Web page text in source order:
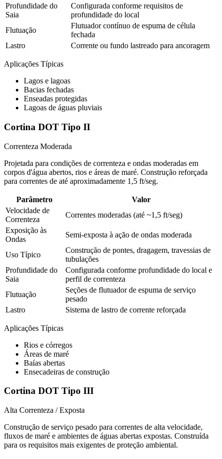
Profundidade do
Saia
Configurada conforme requisitos de
profundidade do local
Flutuação
Flutuador contínuo de espuma de célula
fechada
Lastro
Corrente ou fundo lastreado para ancoragem
Aplicações Típicas
Lagos e lagoas
Bacias fechadas
Enseadas protegidas
Lagoas de águas pluviais
Cortina DOT Tipo II
Correnteza Moderada
Projetada para condições de correnteza e ondas moderadas em
corpos d'água abertos, rios e áreas de maré. Construção reforçada
para correntes de até aproximadamente 1,5 ft/seg.
Parâmetro
Valor
Velocidade de
Correnteza
Correntes moderadas (até ~1,5 ft/seg)
Exposição às
Ondas
Semi-exposta à ação de ondas moderada
Uso Típico
Construção de pontes, dragagem, travessias de
tubulações
Profundidade do
Saia
Configurada conforme profundidade do local e
perfil de correnteza
Flutuação
Seções de flutuador de espuma de serviço
pesado
Lastro
Sistema de lastro de corrente reforçada
Aplicações Típicas
Rios e córregos
Áreas de maré
Baías abertas
Ensecadeiras de construção
Cortina DOT Tipo III
Alta Correnteza / Exposta
Construção de serviço pesado para correntes de alta velocidade,
fluxos de maré e ambientes de águas abertas expostas. Construída
para os requisitos mais exigentes de proteção ambiental.